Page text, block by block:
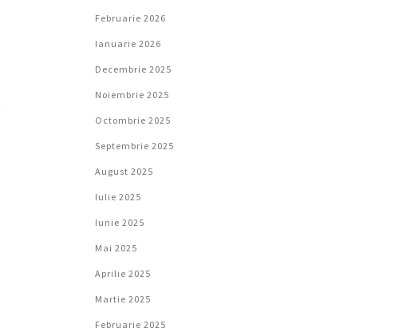
Februarie 2026
Ianuarie 2026
Decembrie 2025
Noiembrie 2025
Octombrie 2025
Septembrie 2025
August 2025
Iulie 2025
Iunie 2025
Mai 2025
Aprilie 2025
Martie 2025
Februarie 2025